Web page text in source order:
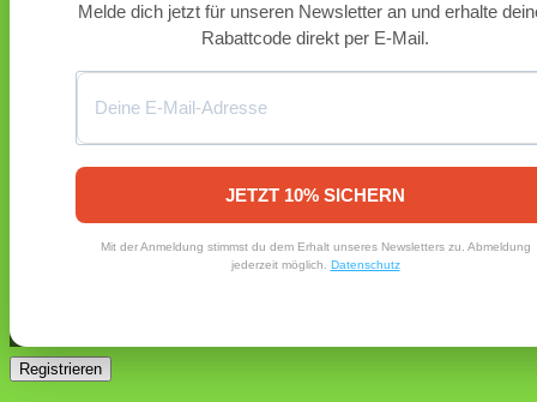
Melde dich jetzt für unseren Newsletter an und erhalte
Rabattcode direkt per E-Mail.
JETZT 10% SICHERN
Mit der Anmeldung stimmst du dem Erhalt unseres Newsletters zu. Abmeldung
jederzeit möglich. Datenschutz
Angemeldet bleiben Anmelden
Registrieren
Erforderlich
E-Mail-Adresse gesendet.
Registrieren